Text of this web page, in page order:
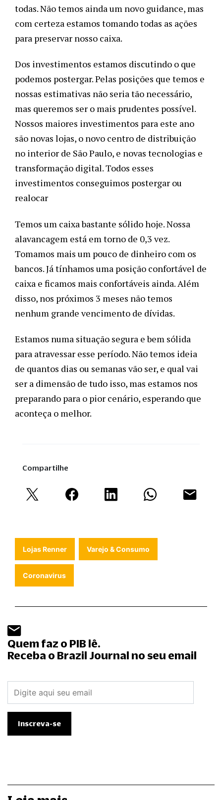
todas. Não temos ainda um novo guidance, mas
com certeza estamos tomando todas as ações
para preservar nosso caixa.
Dos investimentos estamos discutindo o que
podemos postergar. Pelas posições que temos e
nossas estimativas não seria tão necessário,
mas queremos ser o mais prudentes possível.
Nossos maiores investimentos para este ano
são novas lojas, o novo centro de distribuição
no interior de São Paulo, e novas tecnologias e
transformação digital. Todos esses
investimentos conseguimos postergar ou
realocar
Temos um caixa bastante sólido hoje. Nossa
alavancagem está em torno de 0,3 vez.
Tomamos mais um pouco de dinheiro com os
bancos. Já tínhamos uma posição confortável de
caixa e ficamos mais confortáveis ainda. Além
disso, nos próximos 3 meses não temos
nenhum grande vencimento de dívidas.
Estamos numa situação segura e bem sólida
para atravessar esse período. Não temos ideia
de quantos dias ou semanas vão ser, e qual vai
ser a dimensão de tudo isso, mas estamos nos
preparando para o pior cenário, esperando que
aconteça o melhor.
Compartilhe
Lojas Renner Varejo & Consumo
Coronavirus
Quem faz o PIB lê.
Receba o Brazil Journal no seu email